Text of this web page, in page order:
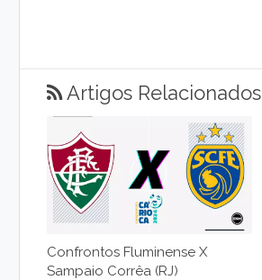
Artigos Relacionados
Confrontos Fluminense X
Sampaio Corrêa (RJ)